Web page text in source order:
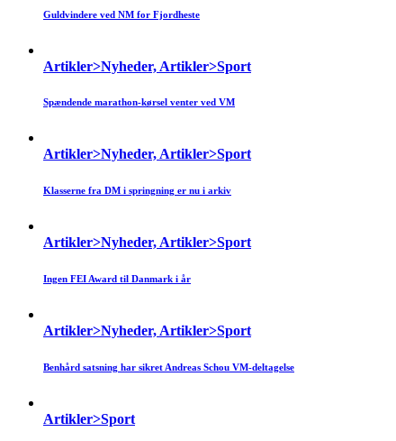
Guldvindere ved NM for Fjordheste
Artikler>Nyheder, Artikler>Sport
Spændende marathon-kørsel venter ved VM
Artikler>Nyheder, Artikler>Sport
Klasserne fra DM i springning er nu i arkiv
Artikler>Nyheder, Artikler>Sport
Ingen FEI Award til Danmark i år
Artikler>Nyheder, Artikler>Sport
Benhård satsning har sikret Andreas Schou VM-deltagelse
Artikler>Sport